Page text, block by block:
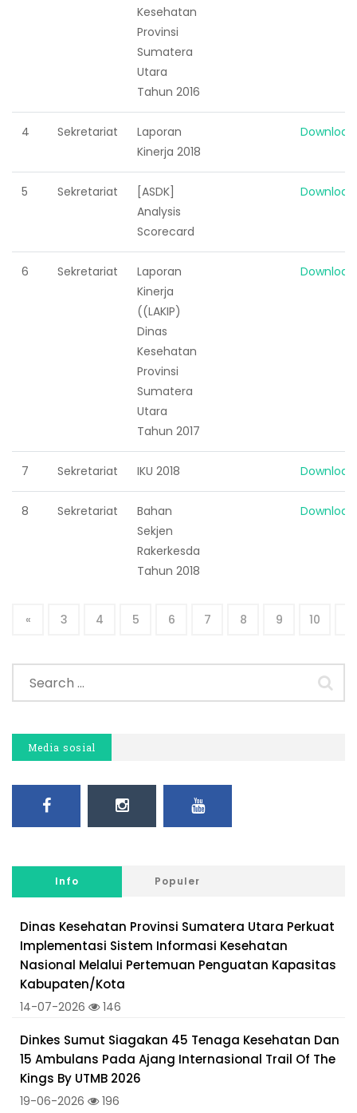
Kesehatan
Provinsi
Sumatera
Utara
Tahun 2016
4 Sekretariat
Laporan
Kinerja 2018
Download
5 Sekretariat
[ASDK]
Analysis
Scorecard
Download
6 Sekretariat
Laporan
Kinerja
((LAKIP)
Dinas
Kesehatan
Provinsi
Sumatera
Utara
Tahun 2017
Download
7 Sekretariat IKU 2018 Download
8 Sekretariat
Bahan
Sekjen
Rakerkesda
Tahun 2018
Download
« 3 4 5 6 7 8 9 10
Media sosial
Info Populer
Dinas Kesehatan Provinsi Sumatera Utara Perkuat
Implementasi Sistem Informasi Kesehatan
Nasional Melalui Pertemuan Penguatan Kapasitas
Kabupaten/Kota
14-07-2026 146
Dinkes Sumut Siagakan 45 Tenaga Kesehatan Dan
15 Ambulans Pada Ajang Internasional Trail Of The
Kings By UTMB 2026
19-06-2026 196